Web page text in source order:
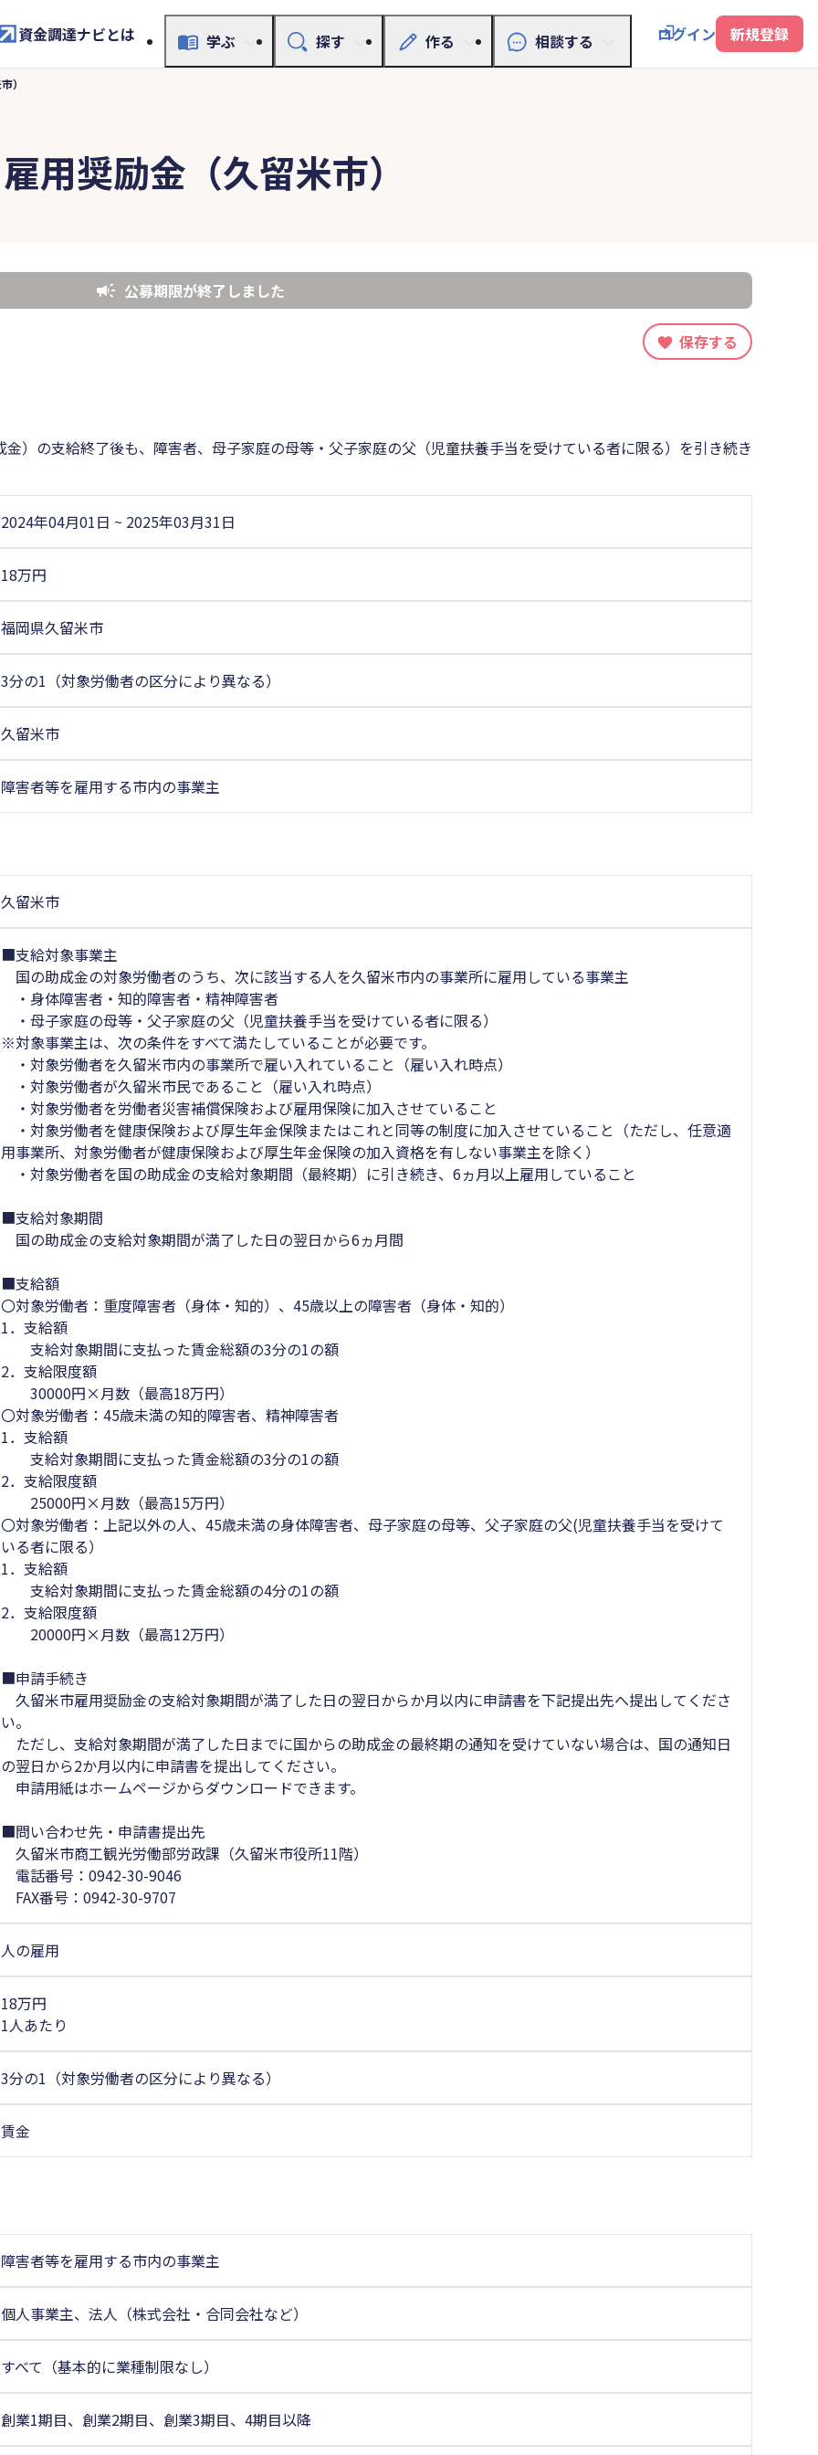
資金調達ナビとは 学ぶ 探す 作る 相談する ログイン 新規登録
）
雇用奨励金（久留米市）
公募期限が終了しました
保存する
）の支給終了後も、障害者、母子家庭の母等・父子家庭の父（児童扶養手当を受けている者に限る）を引き続き
2024年04月01日 ~ 2025年03月31日
18万円
福岡県久留米市
3分の1（対象労働者の区分により異なる）
久留米市
障害者等を雇用する市内の事業主
久留米市
■支給対象事業主
国の助成金の対象労働者のうち、次に該当する人を久留米市内の事業所に雇用している事業主
・身体障害者・知的障害者・精神障害者
・母子家庭の母等・父子家庭の父（児童扶養手当を受けている者に限る）
※対象事業主は、次の条件をすべて満たしていることが必要です。
・対象労働者を久留米市内の事業所で雇い入れていること（雇い入れ時点）
・対象労働者が久留米市民であること（雇い入れ時点）
・対象労働者を労働者災害補償保険および雇用保険に加入させていること
・対象労働者を健康保険および厚生年金保険またはこれと同等の制度に加入させていること（ただし、任意適
用事業所、対象労働者が健康保険および厚生年金保険の加入資格を有しない事業主を除く）
・対象労働者を国の助成金の支給対象期間（最終期）に引き続き、6ヵ月以上雇用していること
■支給対象期間
国の助成金の支給対象期間が満了した日の翌日から6ヵ月間
■支給額
〇対象労働者：重度障害者（身体・知的）、45歳以上の障害者（身体・知的）
1．支給額
支給対象期間に支払った賃金総額の3分の1の額
2．支給限度額
30000円×月数（最高18万円）
〇対象労働者：45歳未満の知的障害者、精神障害者
1．支給額
支給対象期間に支払った賃金総額の3分の1の額
2．支給限度額
25000円×月数（最高15万円）
〇対象労働者：上記以外の人、45歳未満の身体障害者、母子家庭の母等、父子家庭の父(児童扶養手当を受けて
いる者に限る）
1．支給額
支給対象期間に支払った賃金総額の4分の1の額
2．支給限度額
20000円×月数（最高12万円）
■申請手続き
久留米市雇用奨励金の支給対象期間が満了した日の翌日からか月以内に申請書を下記提出先へ提出してくださ
い。
ただし、支給対象期間が満了した日までに国からの助成金の最終期の通知を受けていない場合は、国の通知日
の翌日から2か月以内に申請書を提出してください。
申請用紙はホームページからダウンロードできます。
■問い合わせ先・申請書提出先
久留米市商工観光労働部労政課（久留米市役所11階）
電話番号：0942-30-9046
FAX番号：0942-30-9707
人の雇用
18万円
1人あたり
3分の1（対象労働者の区分により異なる）
賃金
障害者等を雇用する市内の事業主
個人事業主、法人（株式会社・合同会社など）
すべて（基本的に業種制限なし）
創業1期目、創業2期目、創業3期目、4期目以降